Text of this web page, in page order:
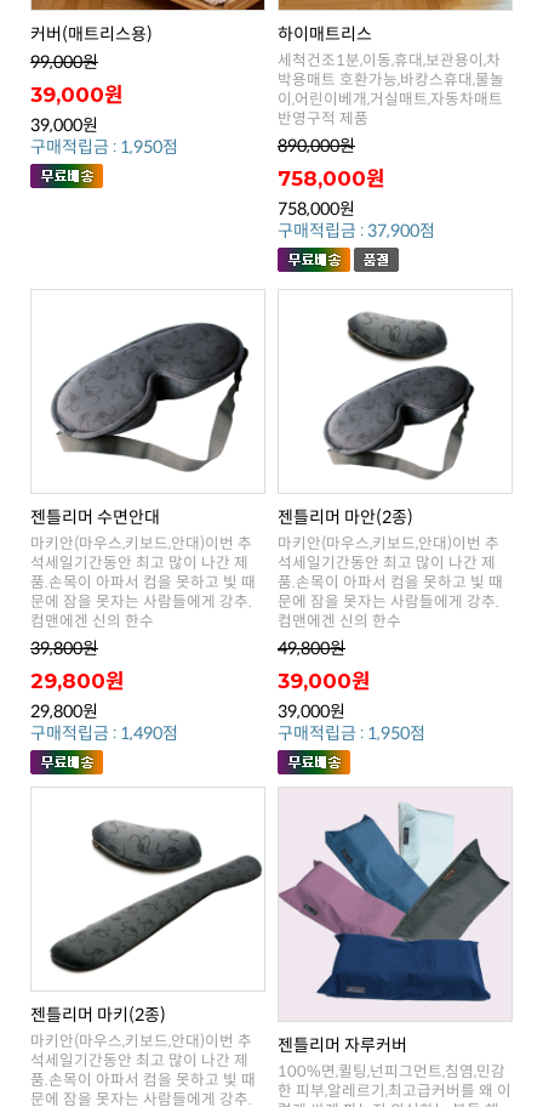
커버(매트리스용)
99,000원
39,000원
39,000원
구매적립금 : 1,950점
하이매트리스
반영구적 제품
890,000원
758,000원
758,000원
구매적립금 : 37,900점
젠틀리머 수면안대
컴맨에겐 신의 한수
39,800원
29,800원
29,800원
구매적립금 : 1,490점
젠틀리머 마안(2종)
컴맨에겐 신의 한수
49,800원
39,000원
39,000원
구매적립금 : 1,950점
젠틀리머 마키(2종)
젠틀리머 자루커버